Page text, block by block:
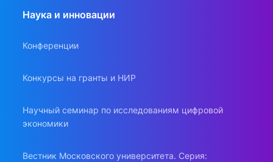
Наука и инновации
Конференции
Конкурсы на гранты и НИР
Научный семинар по исследованиям цифровой
экономики
Вестник Московского университета. Серия: